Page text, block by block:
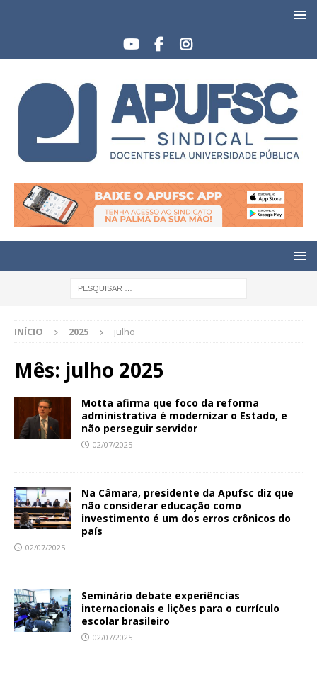
INÍCIO 2025 julho
Mês: julho 2025
Motta afirma que foco da reforma
administrativa é modernizar o Estado, e
não perseguir servidor
02/07/2025
Na Câmara, presidente da Apufsc diz que
não considerar educação como
investimento é um dos erros crônicos do
país
02/07/2025
Seminário debate experiências
internacionais e lições para o currículo
escolar brasileiro
02/07/2025